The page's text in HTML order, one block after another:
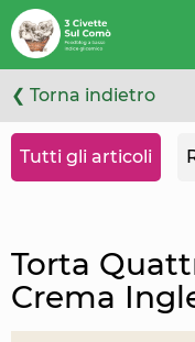
Leggi
l'articolo
Oppure
cambia
categoria
❮ Torna indietro
Tutti gli articoli
Torta
Crema